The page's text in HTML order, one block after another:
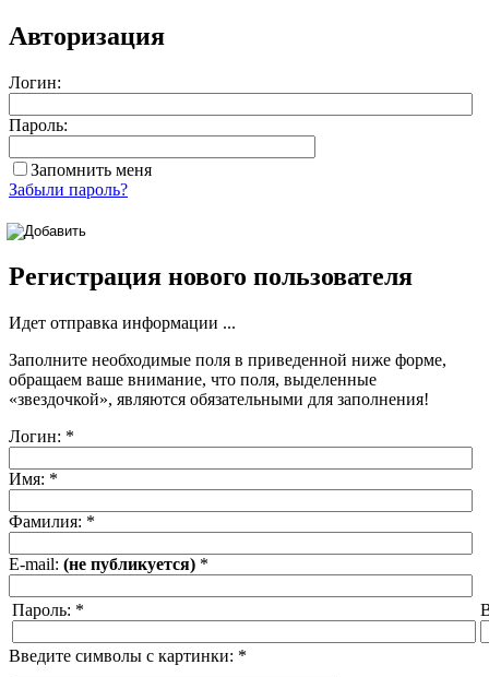
Авторизация
Логин:
Пароль:
Запомнить меня
Забыли пароль?
Регистрация нового пользователя
Идет отправка информации ...
Заполните необходимые поля в приведенной ниже форме,
обращаем ваше внимание, что поля, выделенные
«звездочкой», являются обязательными для заполнения!
Логин: *
Имя: *
Фамилия: *
E-mail: (не публикуется) *
Пароль: *
Введите символы с картинки: *